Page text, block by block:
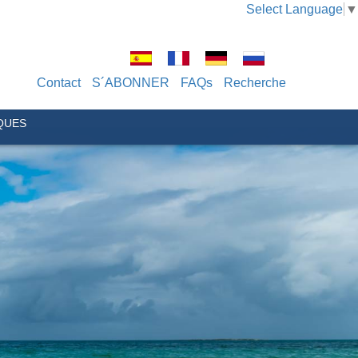
Select Language ▼
Contact S´ABONNER FAQs Recherche